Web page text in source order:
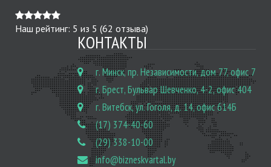
Наш рейтинг: 5 из 5 (62 отзыва)
КОНТАКТЫ
г. Минск, пр. Независимости, дом 77, офис 7
г. Брест, Бульвар Шевченко, 4-2, офис 404
г. Витебск, ул. Гоголя, д. 14, офис 614Б
(17) 374-40-60
(29) 338-10-00
info@bizneskvartal.by